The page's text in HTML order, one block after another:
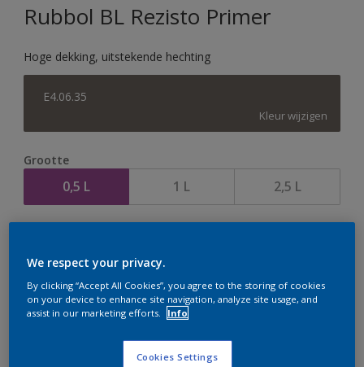
Rubbol BL Rezisto Primer
Hoge dekking, uitstekende hechting
E4.06.35
Kleur wijzigen
Grootte
0,5 L 1 L 2,5 L
Op dit moment is het niet mogelijk dit product online
te bestellen. Houd de website in de gaten, we werken
er hard aan om de voorraad aan te vullen.
We respect your privacy.
By clicking “Accept All Cookies”, you agree to the storing of cookies
on your device to enhance site navigation, analyze site usage, and
assist in our marketing efforts.
Info
Cookies Settings